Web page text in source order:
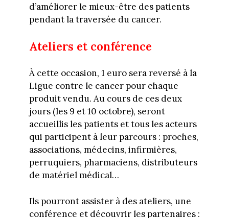
d’améliorer le mieux-être des patients
pendant la traversée du cancer.
Ateliers et conférence
À cette occasion, 1 euro sera reversé à la
Ligue contre le cancer pour chaque
produit vendu. Au cours de ces deux
jours (les 9 et 10 octobre), seront
accueillis les patients et tous les acteurs
qui participent à leur parcours : proches,
associations, médecins, infirmières,
perruquiers, pharmaciens, distributeurs
de matériel médical…
Ils pourront assister à des ateliers, une
conférence et découvrir les partenaires :